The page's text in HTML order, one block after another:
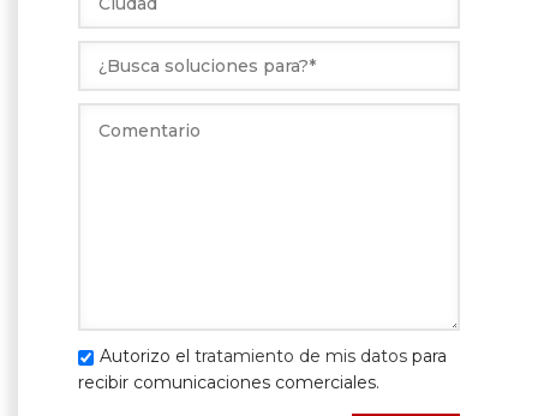
Autorizo el tratamiento de mis datos para
recibir comunicaciones comerciales.